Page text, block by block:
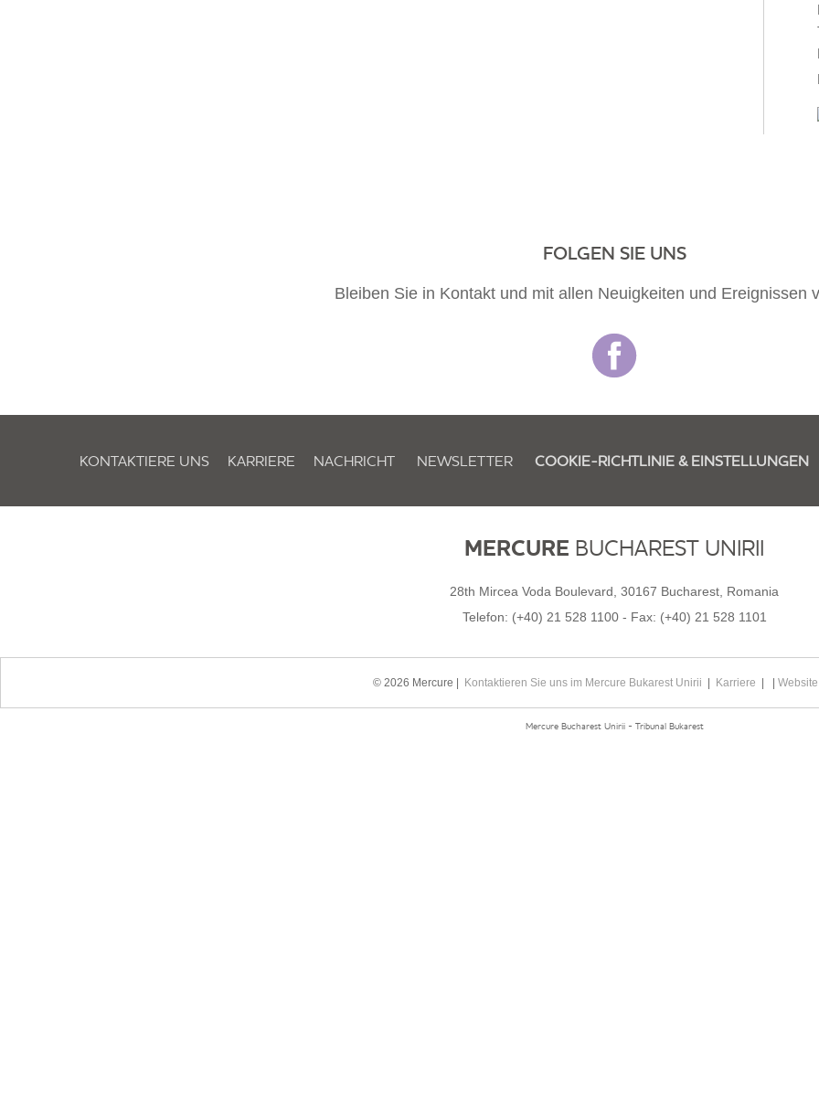
FOLGEN SIE UNS
Bleiben Sie in Kontakt und mit allen Neuigkeiten und Ereignissen
KONTAKTIERE UNS KARRIERE NACHRICHT NEWSLETTER COOKIE-RICHTLINIE & EINSTELLUNGEN
MERCURE BUCHAREST UNIRII
28th Mircea Voda Boulevard, 30167 Bucharest, Romania
Telefon: (+40) 21 528 1100- Fax: (+40) 21 528 1101
© 2026 Mercure | Kontaktieren Sie uns im Mercure Bukarest Unirii Karriere
Mercure Bucharest Unirii - Tribunal Bukarest